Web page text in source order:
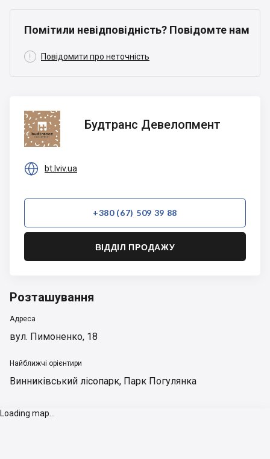
Помітили невідповідність? Повідомте нам
 Повідомити про неточність
Будтранс
ДевелопментБудтранс Девелопмент
 bt.lviv.ua
+380 (67) 509 39 88
ВІДДІЛ ПРОДАЖУ
Розташування
Адреса
вул. Пимоненко, 18
Найближчі орієнтири
Винниківський лісопарк, Парк Погулянка
Loading map...